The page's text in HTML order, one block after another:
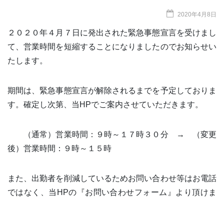
2020年4月8日
２０２０年４月７日に発出された緊急事態宣言を受けまし
て、営業時間を短縮することになりましたのでお知らせい
たします。
期間は、緊急事態宣言が解除されるまでを予定しておりま
す。確定し次第、当HPでご案内させていただきます。
（通常）営業時間：９時～１７時３０分 → （変更
後）営業時間：９時～１５時
また、出勤者を削減しているためお問い合わせ等はお電話
ではなく、当HPの『お問い合わせフォーム』より頂けま